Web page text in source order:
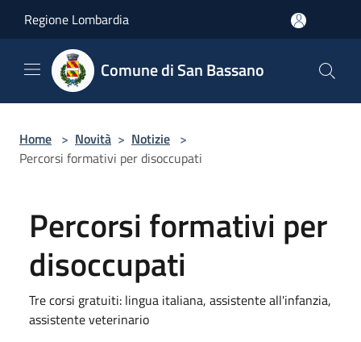
Regione Lombardia
Comune di San Bassano
Home > Novità > Notizie >
Percorsi formativi per disoccupati
Percorsi formativi per
disoccupati
Tre corsi gratuiti: lingua italiana, assistente all'infanzia,
assistente veterinario